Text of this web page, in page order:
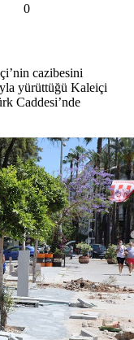
0
cazibesini
yürüttüğü Kaleiçi
Caddesi’nde